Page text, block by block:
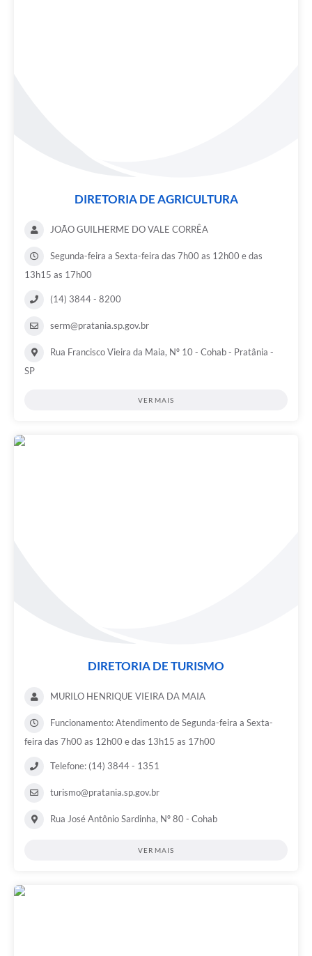
DIRETORIA DE AGRICULTURA
JOÃO GUILHERME DO VALE CORRÊA
Segunda-feira a Sexta-feira das 7h00 as 12h00 e das
13h15 as 17h00
(14) 3844 - 8200
serm@pratania.sp.gov.br
Rua Francisco Vieira da Maia, Nº 10 - Cohab - Pratânia -
SP
VER MAIS
DIRETORIA DE TURISMO
MURILO HENRIQUE VIEIRA DA MAIA
Funcionamento: Atendimento de Segunda-feira a Sexta-
feira das 7h00 as 12h00 e das 13h15 as 17h00
Telefone: (14) 3844 - 1351
turismo@pratania.sp.gov.br
Rua José Antônio Sardinha, Nº 80 - Cohab
VER MAIS